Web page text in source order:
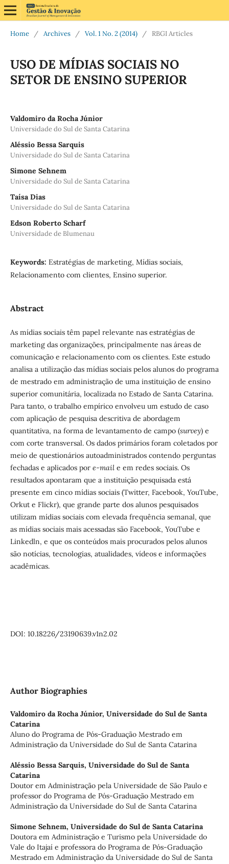
Home / Archives / Vol. 1 No. 2 (2014) / RBGI Articles
USO DE MÍDIAS SOCIAIS NO
SETOR DE ENSINO SUPERIOR
Valdomiro da Rocha Júnior
Universidade do Sul de Santa Catarina
Aléssio Bessa Sarquis
Universidade do Sul de Santa Catarina
Simone Sehnem
Universidade do Sul de Santa Catarina
Taísa Dias
Universidade do Sul de Santa Catarina
Edson Roberto Scharf
Universidade de Blumenau
Keywords: Estratégias de marketing, Mídias sociais,
Relacionamento com clientes, Ensino superior.
Abstract
As mídias sociais têm papel relevante nas estratégias de
marketing das organizações, principalmente nas áreas de
comunicação e relacionamento com os clientes. Este estudo
analisa a utilização das mídias sociais pelos alunos do programa
de mestrado em administração de uma instituição de ensino
superior comunitária, localizada no Estado de Santa Catarina.
Para tanto, o trabalho empírico envolveu um estudo de caso
com aplicação de pesquisa descritiva de abordagem
quantitativa, na forma de levantamento de campo (survey) e
com corte transversal. Os dados primários foram coletados por
meio de questionários autoadministrados contendo perguntas
fechadas e aplicados por e-maile em redes sociais. Os
resultados apontaram que a instituição pesquisada está
presente em cinco mídias sociais (Twitter, Facebook, YouTube,
Orkut e Flickr), que grande parte dos alunos pesquisados
utilizam mídias sociais com elevada frequência semanal, que
as mídias sociais mais acessadas são Facebook, YouTube e
Linkedln, e que os conteúdos mais procurados pelos alunos
são notícias, tecnologias, atualidades, vídeos e informações
acadêmicas.
DOI: 10.18226/23190639.v1n2.02
Author Biographies
Valdomiro da Rocha Júnior, Universidade do Sul de Santa
Catarina
Aluno do Programa de Pós-Graduação Mestrado em
Administração da Universidade do Sul de Santa Catarina
Aléssio Bessa Sarquis, Universidade do Sul de Santa
Catarina
Doutor em Administração pela Universidade de São Paulo e
professor do Programa de Pós-Graduação Mestrado em
Administração da Universidade do Sul de Santa Catarina
Simone Sehnem, Universidade do Sul de Santa Catarina
Doutora em Administração e Turismo pela Universidade do
Vale do Itajaí e professora do Programa de Pós-Graduação
Mestrado em Administração da Universidade do Sul de Santa